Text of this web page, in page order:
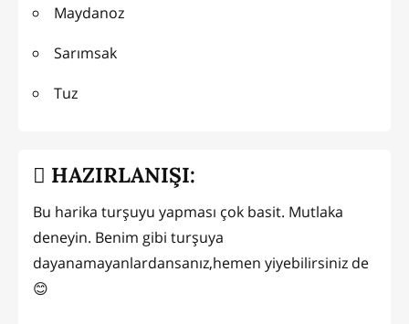
Maydanoz
Sarımsak
Tuz
HAZIRLANIŞI:
Bu harika turşuyu yapması çok basit. Mutlaka
deneyin. Benim gibi turşuya
dayanamayanlardansanız,hemen yiyebilirsiniz de
😊